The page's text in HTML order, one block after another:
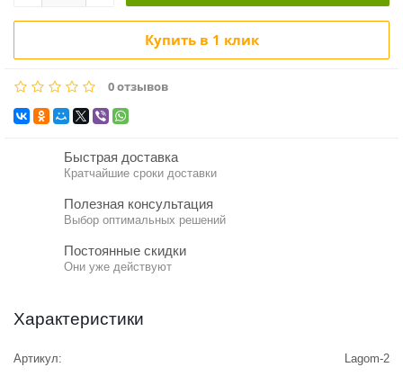
Купить в 1 клик
0 отзывов
Быстрая доставка
Кратчайшие сроки доставки
Полезная консультация
Выбор оптимальных решений
Постоянные скидки
Они уже действуют
Характеристики
Артикул:
Lagom-2